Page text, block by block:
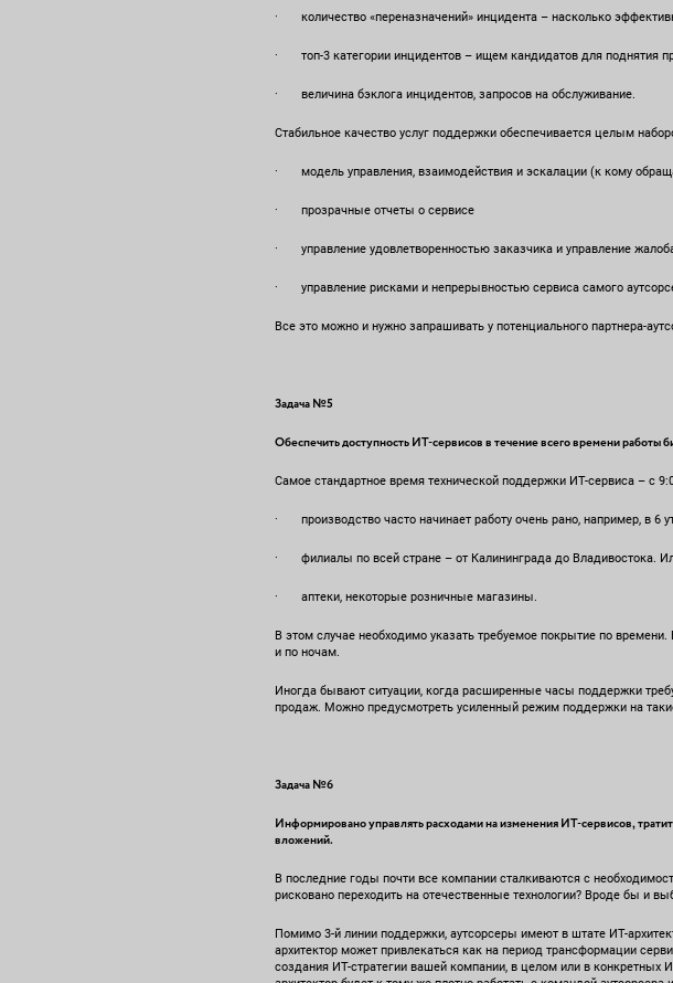
· количество «переназначений» инцидента – насколько
· топ-3 категории инцидентов – ищем кандидатов для поднятия
· величина бэклога инцидентов, запросов на обслуживание.
Стабильное качество услуг поддержки обеспечивается целым
· модель управления, взаимодействия и эскалации (к кому
· прозрачные отчеты о сервисе
· управление удовлетворенностью заказчика и управление
· управление рисками и непрерывностью сервиса самого
Все это можно и нужно запрашивать у потенциального партнера-
Задача №5
Обеспечить доступность ИТ-сервисов в течение всего времени работы
Самое стандартное время технической поддержки ИТ-сервиса – с
· производство часто начинает работу очень рано, например, в 6
· филиалы по всей стране – от Калининграда до Владивостока.
· аптеки, некоторые розничные магазины.
В этом случае необходимо указать требуемое покрытие по
и по ночам.
Иногда бывают ситуации, когда расширенные часы поддержки
продаж. Можно предусмотреть усиленный режим поддержки на
Задача №6
Информировано управлять расходами на изменения ИТ-сервисов,
вложений.
В последние годы почти все компании сталкиваются с
рисковано переходить на отечественные технологии? Вроде бы и
Помимо 3-й линии поддержки, аутсорсеры имеют в штате ИТ-
архитектор может привлекаться как на период трансформации
создания ИТ-стратегии вашей компании, в целом или в конкретных